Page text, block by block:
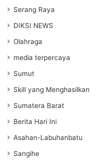
Serang Raya
DIKSI NEWS
Olahraga
media terpercaya
Sumut
Skill yang Menghasilkan
Sumatera Barat
Berita Hari Ini
Asahan-Labuhanbatu
Sangihe